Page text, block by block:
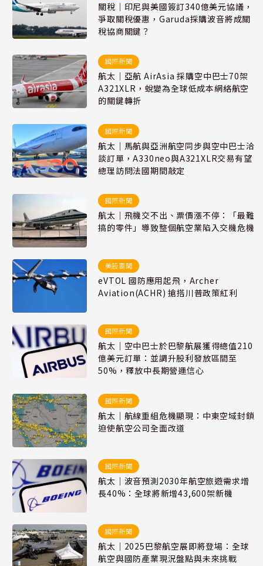
關稅｜印尼與美國簽訂340億美元協議，
爭取關稅優惠，Garuda採購波音將成關
稅協商關鍵？
國際新聞
航太｜亞航 AirAsia 採購空中巴士70架
A321XLR，蛻變為全球低成本網絡航空
的關鍵轉折
國際新聞
航太｜馬航與亞洲航空同步與空中巴士洽
談訂單，A330neo與A321XLR交易有望
總理訪問法國期間敲定
國際新聞
航太｜飛機交不出、票價漲不停：「最難
搞的零件」導致整個航空業陷入交機危機
美股要聞
eVTOL 國防應用起飛，Archer
Aviation(ACHR) 搶搭川普政策紅利
國際新聞
航太｜空中巴士於巴黎航展獲得總值210
億美元訂單：並調升股利發放區間至
50%，釋放中長期營運信心
國際新聞
航太｜航線重組危機顯現：中東空域封鎖
迫使航空公司全面改道
國際新聞
航太｜波音預測2030年航空旅遊需求增
長40%：全球將新增43,600架新機
國際新聞
航太｜2025巴黎航空展即將登場：全球
航空與國防產業現況盤點與未來挑戰